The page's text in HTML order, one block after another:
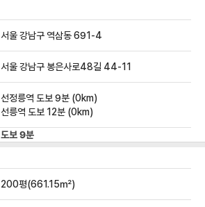
서울 강남구 역삼동 691-4
서울 강남구 봉은사로48길 44-11
선정릉역 도보 9분 (0km)
선릉역 도보 12분 (0km)
도보 9분
200평(661.15㎡)